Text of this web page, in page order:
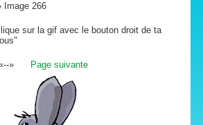
Image 266
sur la gif avec le bouton droit de ta
» Page suivante